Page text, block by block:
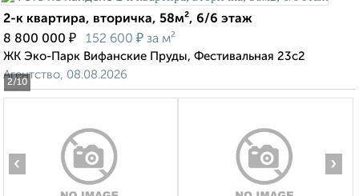
2/10
2-к квартира, вторичка, 58м², 6/6 этаж
8 800 000 ₽ 152 600 ₽ за м²
ЖК Эко-Парк Вифанские Пруды, Фестивальная 23с2
Агентство, 08.08.2026
‹ ›